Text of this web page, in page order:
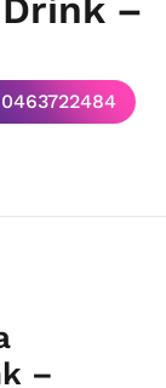
–
0463722484
–